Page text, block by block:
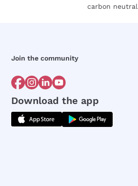
carbon neutral
Join the community
Download the app